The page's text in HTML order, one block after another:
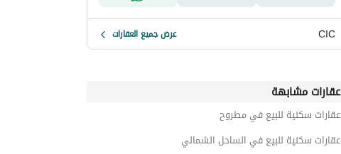
CIC عرض جميع العقارات
عقارات مشابهة
عقارات سكنية للبيع في مطروح
عقارات سكنية للبيع في الساحل الشمالي